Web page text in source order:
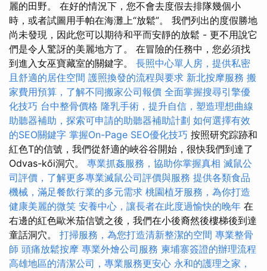
麗的田野。 在好的情況下，您不會去度假去排隊幾個小
時，或者試圖用手帕在海灘上“放鬆”。 我們列出的度假勝地
尚未發現，因此您可以期待和平而安靜的放鬆 - 更不用說它
們是令人驚訝的美麗地方了。 在冒險的任務中，您必須找
到進入女巫寶藏室的關鍵字。 長照中心單人房，提供私密
且舒適的居住空間 護照換發的流程與要求 新北按摩服務 搬
家費用預算，了解不同搬家公司報價 全面掌握搜尋引擎優
化技巧 台中整骨價格 隆乳手術，提升自信，塑造理想曲線
助聽器補助，探索可申請的助聽器補助計劃 如何選擇有效
的SEO關鍵字 掌握On-Page SEO優化技巧 按照研究踪跡和
紅色T的信號，我們從舒適的峽谷谷開始，很快我們到達了
Odvas-kői洞穴。 專業抓姦服務，協助你掌握真相 滅鼠公
司評價，了解更多專業滅鼠公司評價與服務 提供各類食品
機械，滿足餐飲行業的多元需求 桃園植牙服務，為你打造
健康美麗的微笑 安養中心，讓長者在此度過愉快的晚年 在
右邊的紅色歐米茄信號之後，我們在小後裔然後樓梯後到達
童話洞穴。 打掃服務，為您打造清新整潔的空間 專業整骨
師 頭痛放鬆按摩 專業外燴公司服務 柬埔寨簽證的辦理流程
高雄地區的清潔公司，專業服務更安心 永和的護理之家，